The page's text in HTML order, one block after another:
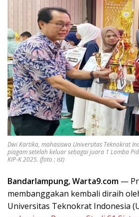
Dwi Kartika, mahasiswa Universitas Teknokrat
piagam setelah keluar sebagai juara 1 Lomba
KIP-K 2025. (foto : ist)
Bandarlampung, Warta9.com —
membanggakan kembali diraih
Universitas Teknokrat Indonesia